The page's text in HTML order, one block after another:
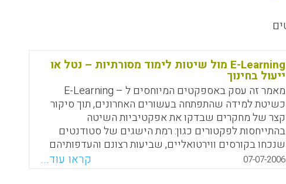
E-Learning מול שיטות לימוד מסורתיות – נטל או
ייעול בחינוך
מאמר זה עסק באספקטים המיוחסים ל – E-Learning
כשיטת למידה שהתפתחה בעשורים האחרונים, תוך סיקור
קצר של מחקרים שבדקו את אפקטיביות השיטה
בהתייחסות לפקטורים כגון: רמת הישגים של סטודנטים
שנכחו בקורסים ווירטואליים, שביעות רצונם והעדפותיהם
בהשוואה לקורסים מסורתיים. התפתחותם של כלים
טכנולוגיים בתחום החינוך, שמטרתה העיקרית היא לייעל את
07-07-2006 קראו עוד...